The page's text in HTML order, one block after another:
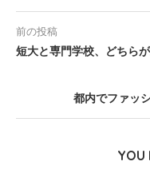
前の投稿
短大と専門学校、どちら
都内でファッ
YOU